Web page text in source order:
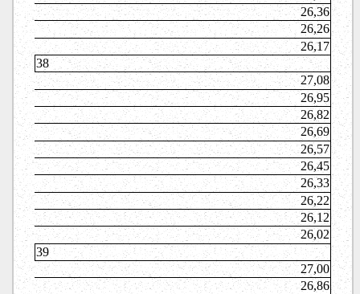
26,36
26,26
26,17
38
27,08
26,95
26,82
26,69
26,57
26,45
26,33
26,22
26,12
26,02
39
27,00
26,86